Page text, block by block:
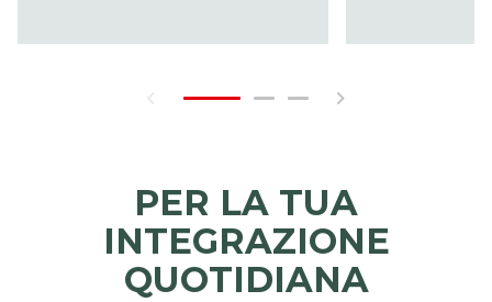
PER LA TUA
INTEGRAZIONE
QUOTIDIANA